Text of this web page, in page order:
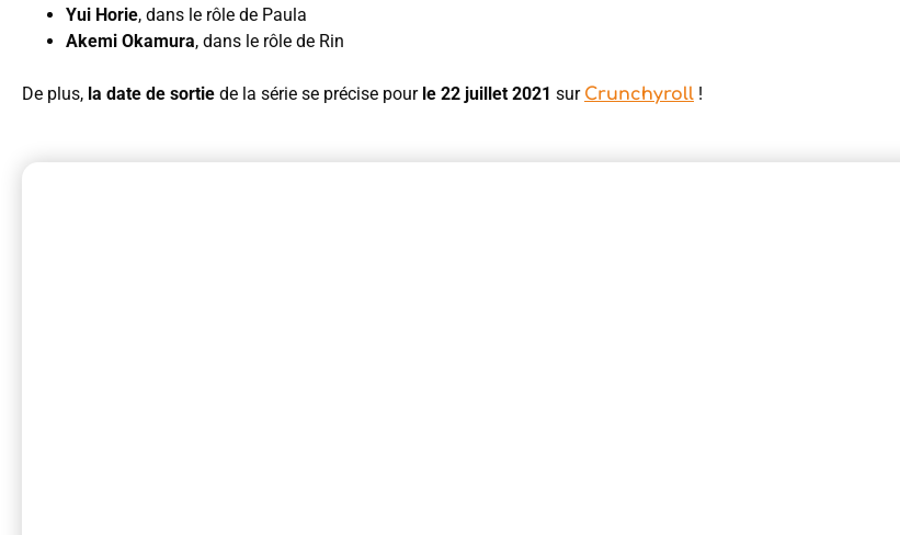
Yui Horie, dans le rôle de Paula
Akemi Okamura, dans le rôle de Rin
De plus, la date de sortie de la série se précise pour le 22 juillet 2021 sur Crunchyroll !